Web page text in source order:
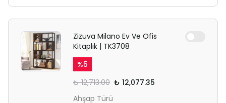
Zizuva Milano Ev Ve Ofis
Kitaplık | TK3708
%5
₺ 12,713.00 ₺ 12,077.35
Ahşap Türü